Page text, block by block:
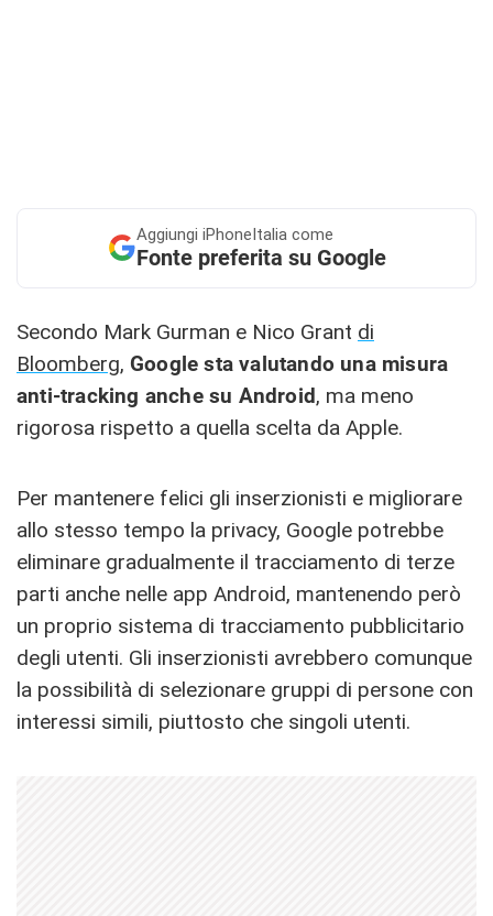
Aggiungi iPhoneItalia come
Fonte preferita su Google
Secondo Mark Gurman e Nico Grant di
Bloomberg, Google sta valutando una misura
anti-tracking anche su Android, ma meno
rigorosa rispetto a quella scelta da Apple.
Per mantenere felici gli inserzionisti e migliorare
allo stesso tempo la privacy, Google potrebbe
eliminare gradualmente il tracciamento di terze
parti anche nelle app Android, mantenendo però
un proprio sistema di tracciamento pubblicitario
degli utenti. Gli inserzionisti avrebbero comunque
la possibilità di selezionare gruppi di persone con
interessi simili, piuttosto che singoli utenti.